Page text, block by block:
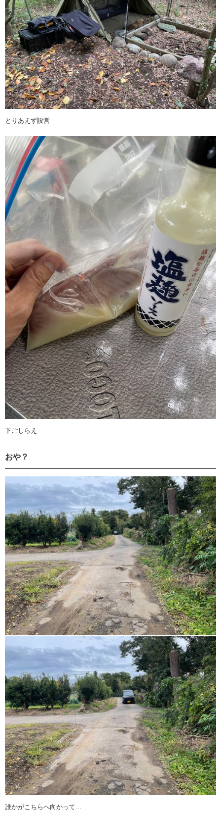
とりあえず設営
下ごしらえ
おや？
誰かがこちらへ向かって...